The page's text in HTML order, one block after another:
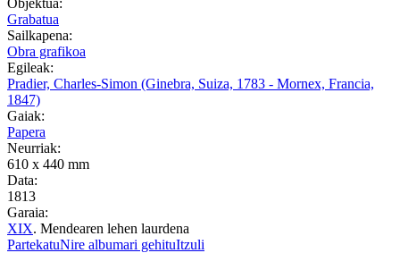
Objektua:
Grabatua
Sailkapena:
Obra grafikoa
Egileak:
Pradier, Charles-Simon (Ginebra, Suiza, 1783 - Mornex, Francia,
1847)
Gaiak:
Papera
Neurriak:
610 x 440 mm
Data:
1813
Garaia:
XIX. Mendearen lehen laurdena
PartekatuNire albumari gehituItzuli